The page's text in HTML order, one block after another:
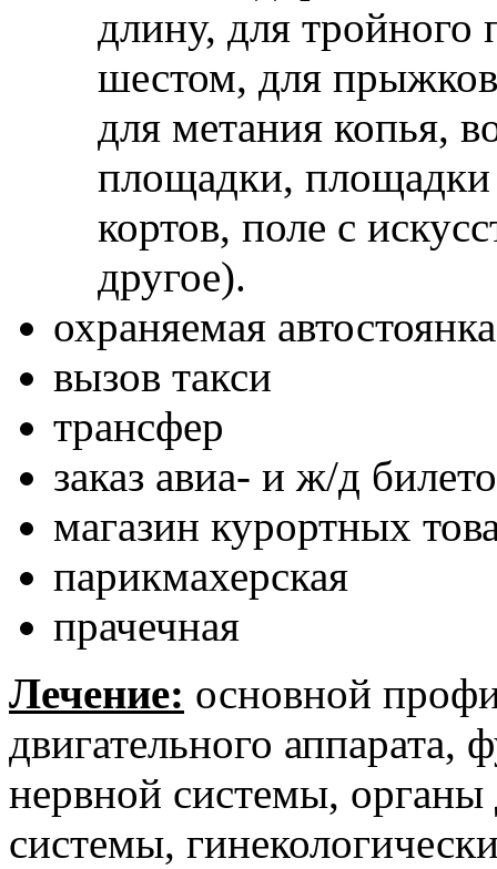
длину, для
шестом, для прыжков
для метания копья,
площадки, площадки
кортов, поле с
другое).
охраняемая автостоянка
вызов такси
трансфер
заказ авиа- и ж/д
магазин курортных
парикмахерская
прачечная
Лечение: основной
двигательного
нервной системы, органы
системы,